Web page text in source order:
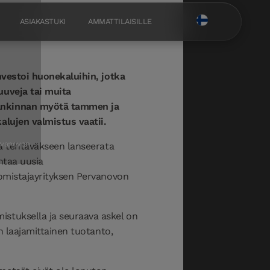
ASIAKASTUKI AMMATTILAISILLE
huonekaluihin, jotka
tai muita
myötä tammen ja
valmistus vaatii.
tehtäväkseen lanseerata
uusia
Pervanovon
ja seuraava askel on
laajamittainen tuotanto,